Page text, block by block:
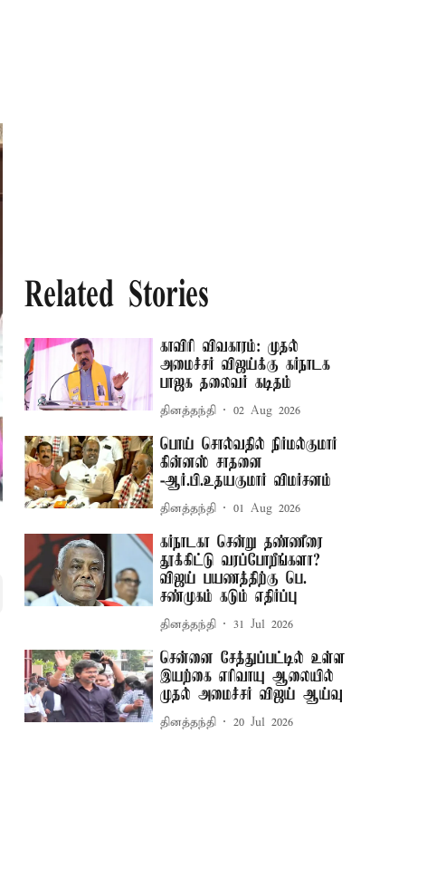
Related Stories
காவிரி விவகாரம்: முதல்
அமைச்சர் விஜய்க்கு கர்நாடக
பாஜக தலைவர் கடிதம்
தினத்தந்தி 02 Aug 2026
பொய் சொல்வதில் நிர்மல்குமார்
கின்னஸ் சாதனை
-ஆர்.பி.உதயகுமார் விமர்சனம்
தினத்தந்தி 01 Aug 2026
கர்நாடகா சென்று தண்ணீரை
தூக்கிட்டு வரப்போறீங்களா? –
விஜய் பயணத்திற்கு பெ.
சண்முகம் கடும் எதிர்ப்பு
தினத்தந்தி 31 Jul 2026
சென்னை சேத்துப்பட்டில் உள்ள
இயற்கை எரிவாயு ஆலையில்
முதல் அமைச்சர் விஜய் ஆய்வு
தினத்தந்தி 20 Jul 2026